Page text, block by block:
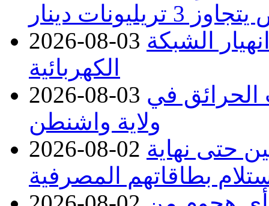
2026-08-03 الشبكة
الكهربائية
2026-08-03 الحرائق في
ولاية واشنطن
2026-08-02 حتى نهاية
بطاقاتهم المصرفية